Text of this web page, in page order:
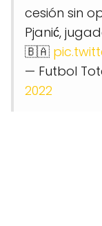
cesión sin
Pjanić,
🇧🇦
— Futbol
2022